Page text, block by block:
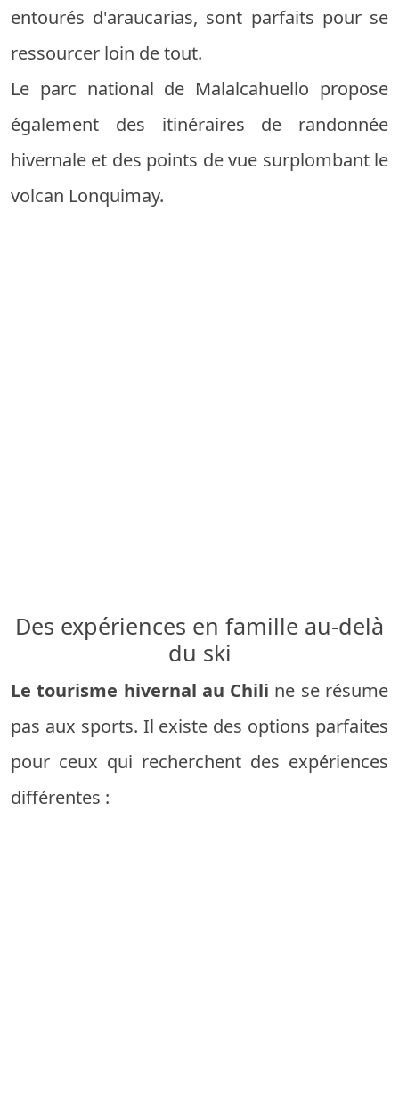
entourés d'araucarias, sont parfaits pour se
ressourcer loin de tout.
Le parc national de Malalcahuello propose
également des itinéraires de randonnée
hivernale et des points de vue surplombant le
volcan Lonquimay.
Des expériences en famille au-delà
du ski
Le tourisme hivernal au Chili ne se résume
pas aux sports. Il existe des options parfaites
pour ceux qui recherchent des expériences
différentes :